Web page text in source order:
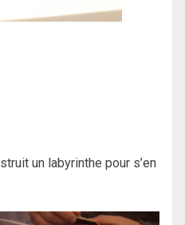
un labyrinthe pour s’en